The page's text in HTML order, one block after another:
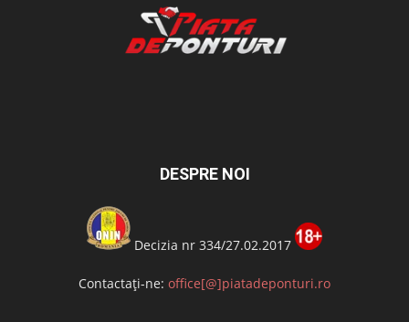
DESPRE NOI
Decizia nr 334/27.02.2017
Contactați-ne: office[@]piatadeponturi.ro